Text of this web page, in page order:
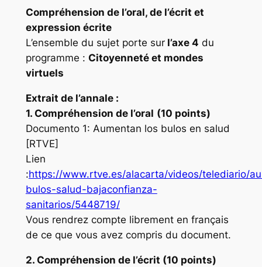
Compréhension de l’oral, de l’écrit et
expression écrite
L’ensemble du sujet porte surl’axe 4 du
programme : Citoyenneté et mondes
virtuels
Extrait de l’annale :
1. Compréhension de l’oral (10 points)
Documento 1: Aumentan los bulos en salud
[RTVE]
Lien
:https://www.rtve.es/alacarta/videos/telediario/
bulos-salud-bajaconfianza-
sanitarios/5448719/
Vous rendrez compte librement en français
de ce que vous avez compris du document.
2. Compréhension de l’écrit (10 points)